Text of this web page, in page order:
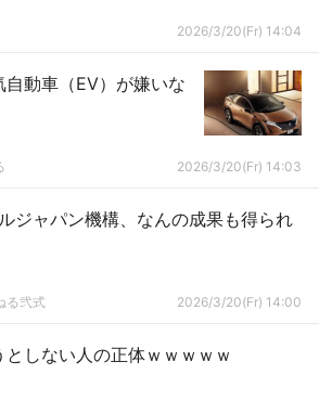
2026/3/20(Fr) 14:04
動車（EV）が嫌いな
2026/3/20(Fr) 14:03
ジャパン機構、なんの成果も得られ
る弐式 2026/3/20(Fr) 14:00
しない人の正体ｗｗｗｗｗ